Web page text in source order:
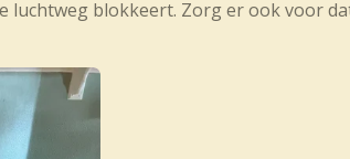
luchtweg blokkeert. Zorg er ook voor